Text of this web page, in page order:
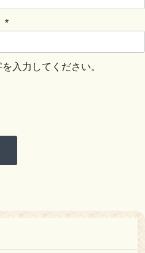
*
入力してください。